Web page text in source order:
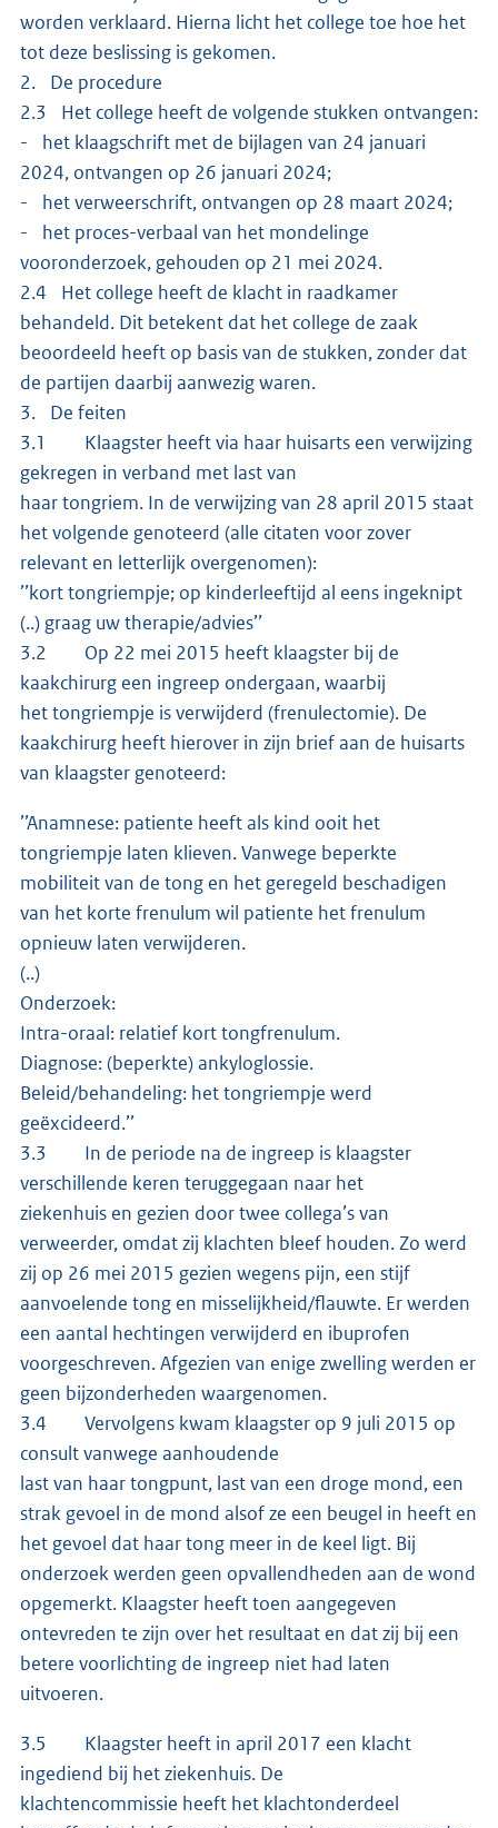
worden verklaard. Hierna licht het college toe hoe het
tot deze beslissing is gekomen.
2. De procedure
2.3 Het college heeft de volgende stukken ontvangen:
- het klaagschrift met de bijlagen van 24 januari
2024, ontvangen op 26 januari 2024;
- het verweerschrift, ontvangen op 28 maart 2024;
- het proces-verbaal van het mondelinge
vooronderzoek, gehouden op 21 mei 2024.
2.4 Het college heeft de klacht in raadkamer
behandeld. Dit betekent dat het college de zaak
beoordeeld heeft op basis van de stukken, zonder dat
de partijen daarbij aanwezig waren.
3. De feiten
3.1 Klaagster heeft via haar huisarts een verwijzing
gekregen in verband met last van
haar tongriem. In de verwijzing van 28 april 2015 staat
het volgende genoteerd (alle citaten voor zover
relevant en letterlijk overgenomen):
’’kort tongriempje; op kinderleeftijd al eens ingeknipt
(..) graag uw therapie/advies’’
3.2 Op 22 mei 2015 heeft klaagster bij de
kaakchirurg een ingreep ondergaan, waarbij
het tongriempje is verwijderd (frenulectomie). De
kaakchirurg heeft hierover in zijn brief aan de huisarts
van klaagster genoteerd:
’’Anamnese: patiente heeft als kind ooit het
tongriempje laten klieven. Vanwege beperkte
mobiliteit van de tong en het geregeld beschadigen
van het korte frenulum wil patiente het frenulum
opnieuw laten verwijderen.
(..)
Onderzoek:
Intra-oraal: relatief kort tongfrenulum.
Diagnose: (beperkte) ankyloglossie.
Beleid/behandeling: het tongriempje werd
geëxcideerd.’’
3.3 In de periode na de ingreep is klaagster
verschillende keren teruggegaan naar het
ziekenhuis en gezien door twee collega’s van
verweerder, omdat zij klachten bleef houden. Zo werd
zij op 26 mei 2015 gezien wegens pijn, een stijf
aanvoelende tong en misselijkheid/flauwte. Er werden
een aantal hechtingen verwijderd en ibuprofen
voorgeschreven. Afgezien van enige zwelling werden er
geen bijzonderheden waargenomen.
3.4 Vervolgens kwam klaagster op 9 juli 2015 op
consult vanwege aanhoudende
last van haar tongpunt, last van een droge mond, een
strak gevoel in de mond alsof ze een beugel in heeft en
het gevoel dat haar tong meer in de keel ligt. Bij
onderzoek werden geen opvallendheden aan de wond
opgemerkt. Klaagster heeft toen aangegeven
ontevreden te zijn over het resultaat en dat zij bij een
betere voorlichting de ingreep niet had laten
uitvoeren.
3.5 Klaagster heeft in april 2017 een klacht
ingediend bij het ziekenhuis. De
klachtencommissie heeft het klachtonderdeel